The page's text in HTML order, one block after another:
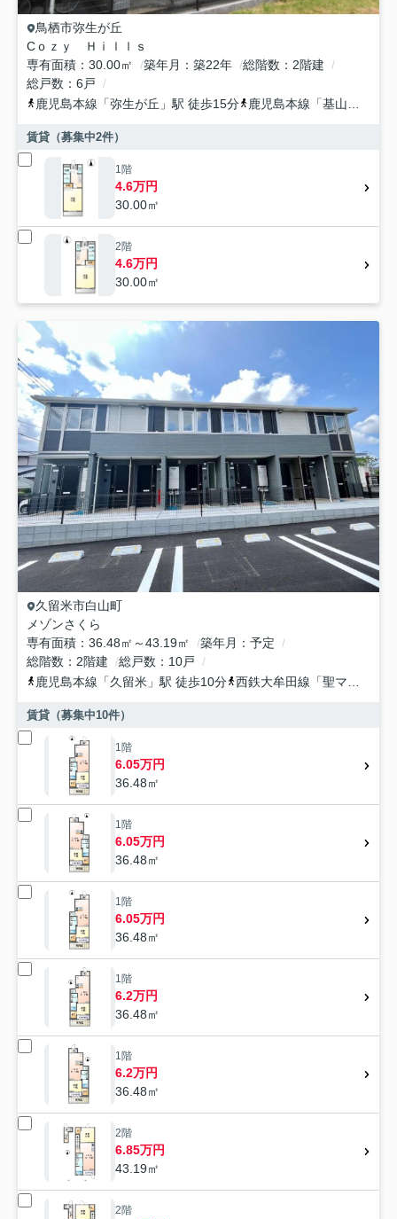
鳥栖市弥生が丘
Cｏｚｙ Ｈｉｌｌｓ
専有面積
30.00㎡ 築年月 築22年 総階数
2階建
総戸数
6戸
鹿児島本線 「弥生が丘 」駅 徒歩15分 鹿児島本線 「基山
賃貸（募集中2件）
1階
4.6万円
30.00㎡
2階
4.6万円
30.00㎡
久留米市白山町
メゾンさくら
専有面積
36.48㎡～43.19㎡ 築年月
予定
総階数
2階建 総戸数
10戸
鹿児島本線 「久留米 」駅 徒歩10分 西鉄大牟田線 「聖マリア病院前
賃貸（募集中10件）
1階
6.05万円
36.48㎡
1階
6.05万円
36.48㎡
1階
6.05万円
36.48㎡
1階
6.2万円
36.48㎡
1階
6.2万円
36.48㎡
2階
6.85万円
43.19㎡
2階